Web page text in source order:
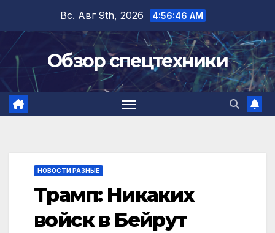
содержимому
Вс. Авг 9th, 2026 4:56:47 AM
Обзор спецтехники
НОВОСТИ РАЗНЫЕ
Трамп: Никаких
войск в Бейрут